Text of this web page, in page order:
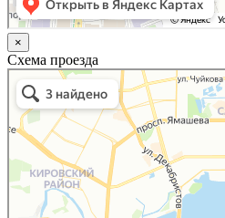
×
Схема проезда
Казань
Малый Татарский переулок, 8 на карте
Яндекс.Карты